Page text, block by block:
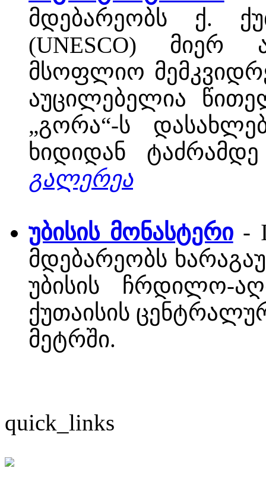
მდებარეობს ქ.
(UNESCO)
მსოფლიო
აუცილებელია
„გორა“-ს
ხიდიდან
გალერეა
უბისის მონასტერი-
მდებარეობს
უბისის ჩრდილო-
ქუთაისის
მეტრში.
quick_links